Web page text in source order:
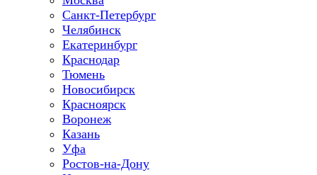
Санкт-Петербург
Челябинск
Екатеринбург
Краснодар
Тюмень
Новосибирск
Красноярск
Воронеж
Казань
Уфа
Ростов-на-Дону